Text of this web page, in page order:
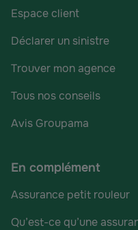
Espace client
Déclarer un sinistre
Trouver mon agence
Tous nos conseils
Avis Groupama
En complément
Assurance petit rouleur
Qu’est-ce qu’une